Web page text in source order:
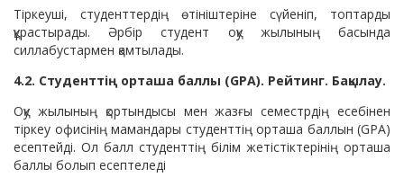
Тіркеуші, студенттердің өтініштеріне сүйеніп, топтарды
құрастырады. Әрбір студент оқу жылының басында
силлабустармен қамтылады.
4.2. Студенттің орташа баллы (GPA). Рейтинг. Бақылау.
Оқу жылының қортындысы мен жазғы семестрдің есебінен
тіркеу офисінің мамандары студенттің орташа баллын (GPA)
есептейді. Ол балл студенттің білім жетістіктерінің орташа
баллы болып есептеледі